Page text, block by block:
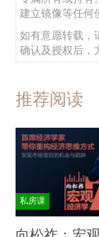
建立镜像等任何
如有意愿转载，
确认及授权后，
推荐阅读
私房课